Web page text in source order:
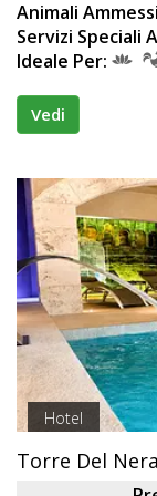
Animali
Servizi Speciali
Ideale Per:
Vedi
Hotel
Torre Del